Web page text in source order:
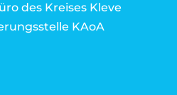
des Kreises Kleve
KAoA